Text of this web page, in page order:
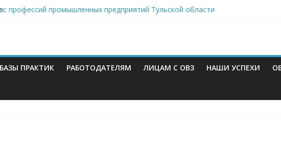
профессий промышленных предприятий Тульской области
без турникетов — 2024
БАЗЫ ПРАКТИК РАБОТОДАТЕЛЯМ ЛИЦАМ С ОВЗ НАШИ УСПЕХИ